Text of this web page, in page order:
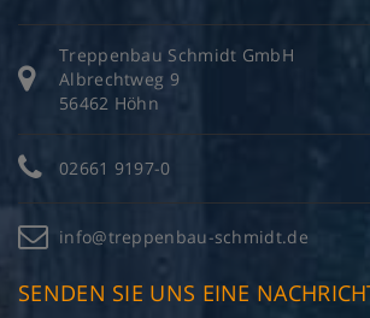
Treppenbau Schmidt GmbH
Albrechtweg 9
56462 Höhn
02661 9197-0
info@treppenbau-schmidt.de
SENDEN SIE UNS EINE